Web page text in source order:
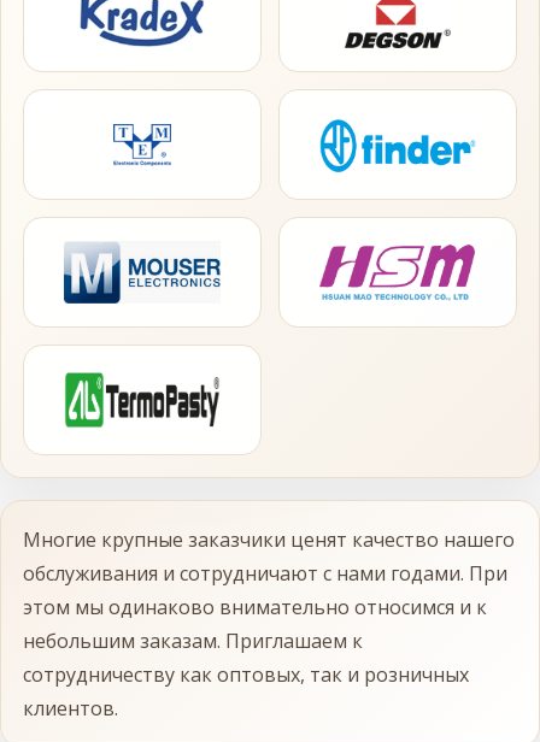
Многие крупные заказчики ценят качество нашего
обслуживания и сотрудничают с нами годами. При
этом мы одинаково внимательно относимся и к
небольшим заказам. Приглашаем к
сотрудничеству как оптовых, так и розничных
клиентов.